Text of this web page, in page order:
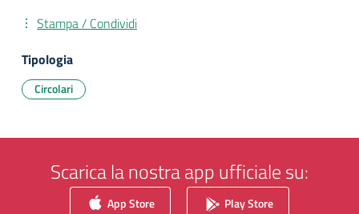
Stampa / Condividi
Tipologia
Circolari
Scarica la nostra app ufficiale su:
App Store Play Store